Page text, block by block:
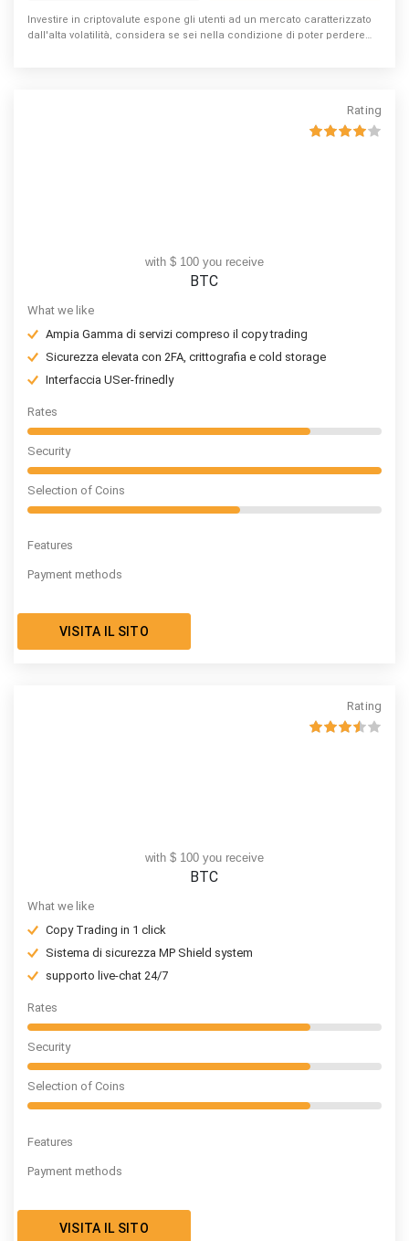
Investire in criptovalute espone gli utenti ad un mercato caratterizzato
dall'alta volatilità, considera se sei nella condizione di poter perdere
Rating
with $ 100 you receive
BTC
What we like
Ampia Gamma di servizi compreso il copy trading
Sicurezza elevata con 2FA, crittografia e cold storage
Interfaccia USer-frinedly
Rates
Security
Selection of Coins
Features
Payment methods
VISITA IL SITO
Rating
with $ 100 you receive
BTC
What we like
Copy Trading in 1 click
Sistema di sicurezza MP Shield system
supporto live-chat 24/7
Rates
Security
Selection of Coins
Features
Payment methods
VISITA IL SITO